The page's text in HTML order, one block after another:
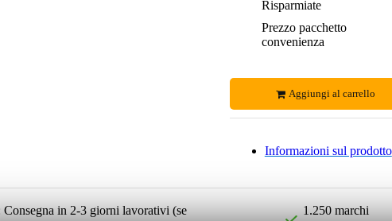
Risparmiate
Prezzo pacchetto
convenienza
Aggiungi al carrello
Informazioni sul prodotto
in 2-3 giorni lavorativi (se
1.250 marchi